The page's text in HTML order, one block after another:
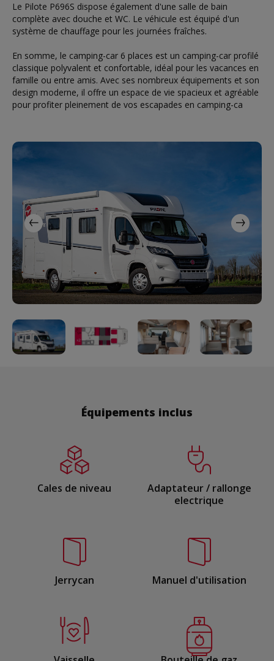
Le Pilote P696S dispose également d'une salle de bain
complète avec douche et WC. Le véhicule est équipé d'un
système de chauffage pour les journées fraîches.
En somme, le camping-car 6 places est un camping-car profilé
classique polyvalent et confortable, idéal pour les vacances en
famille ou entre amis. Avec ses nombreux équipements et son
design moderne, il offre un espace de vie spacieux et agréable
pour profiter pleinement de vos escapades en camping-ca
Équipements inclus
Cales de niveau
Adaptateur / rallonge
electrique
Jerrycan Manuel d'utilisation